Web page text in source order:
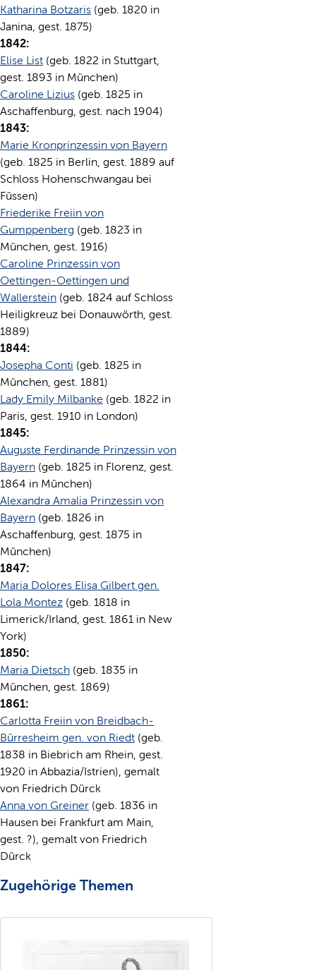
Katharina Botzaris (geb. 1820 in
Janina, gest. 1875)
1842:
Elise List (geb. 1822 in Stuttgart,
gest. 1893 in München)
Caroline Lizius (geb. 1825 in
Aschaffenburg, gest. nach 1904)
1843:
Marie Kronprinzessin von Bayern
(geb. 1825 in Berlin, gest. 1889 auf
Schloss Hohenschwangau bei
Füssen)
Friederike Freiin von
Gumppenberg (geb. 1823 in
München, gest. 1916)
Caroline Prinzessin von
Oettingen-Oettingen und
Wallerstein (geb. 1824 auf Schloss
Heiligkreuz bei Donauwörth, gest.
1889)
1844:
Josepha Conti (geb. 1825 in
München, gest. 1881)
Lady Emily Milbanke (geb. 1822 in
Paris, gest. 1910 in London)
1845:
Auguste Ferdinande Prinzessin von
Bayern (geb. 1825 in Florenz, gest.
1864 in München)
Alexandra Amalia Prinzessin von
Bayern (geb. 1826 in
Aschaffenburg, gest. 1875 in
München)
1847:
Maria Dolores Elisa Gilbert gen.
Lola Montez (geb. 1818 in
Limerick/Irland, gest. 1861 in New
York)
1850:
Maria Dietsch (geb. 1835 in
München, gest. 1869)
1861:
Carlotta Freiin von Breidbach-
Bürresheim gen. von Riedt (geb.
1838 in Biebrich am Rhein, gest.
1920 in Abbazia/Istrien), gemalt
von Friedrich Dürck
Anna von Greiner (geb. 1836 in
Hausen bei Frankfurt am Main,
gest. ?), gemalt von Friedrich
Dürck
Zugehörige Themen